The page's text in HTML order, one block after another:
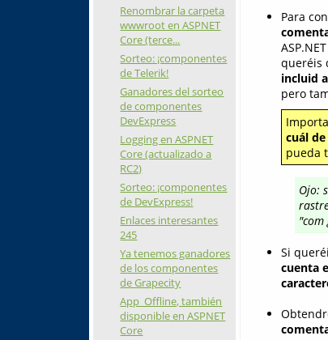
Renombrar la carpeta
wwwroot en ASPNET
Core (terce...
Sorteo: ¡componentes
de Telerik!
Ganadores del sorteo
de componentes
DevExpress
Logging en ASPNET
Core (actualizado a
RC2)
Sorteo: ¡componentes
de DevExpress!
Enlaces interesantes
245
Ya tenemos ganadores
de los componentes
de Grapecity
App_Offline, también
disponible en ASPNET
Core
Para
queréis
incluid
pero
cuál
pueda
Ojo:
Si
cuenta